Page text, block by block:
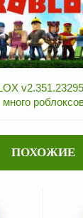
много
ПОХОЖИЕ